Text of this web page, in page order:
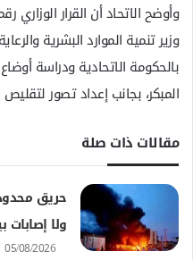
وزير تنمية الموارد البشرية
بالحكومة الاتحادية ودراسة
المبكر، بجانب إعداد تصور
مقالات ذات صلة
حريق
ولا
05/08/2026